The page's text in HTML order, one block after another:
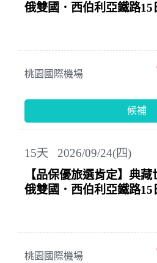
俄雙國．西伯利亞鐵路15
桃園國際機場
候補
2026/09/24(四)
15天
【品保優旅選肯定】典
俄雙國．西伯利亞鐵路15
桃園國際機場